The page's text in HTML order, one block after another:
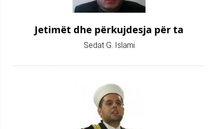
Jetimët dhe përkujdesja për ta
Sedat G. Islami